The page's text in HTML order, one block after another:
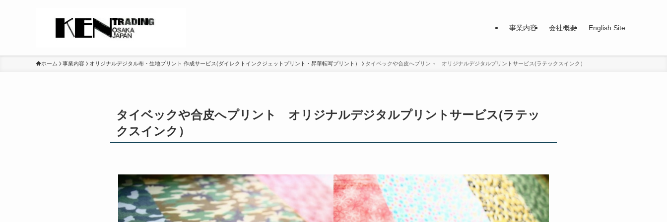
事業内容 会社概要 English Site
ホーム 事業内容 オリジナルデジタル布・生地プリント 作成サービス(ダイレクトインクジェットプリント・昇華転写プリント） タイベックや合皮へプリント オリジナルデジタルプリントサービス(ラテックスインク）
タイベックや合皮へプリント オリジナルデジタルプリントサービス(ラテッ
クスインク）